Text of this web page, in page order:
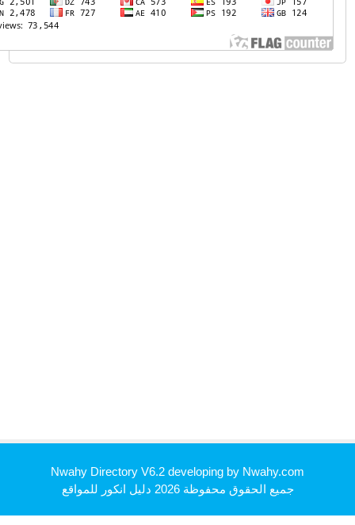
Nwahy Directory V6.2 developing byNwahy.com
جميع الحقوق محفوظة 2026
دليل انكور للمواقع